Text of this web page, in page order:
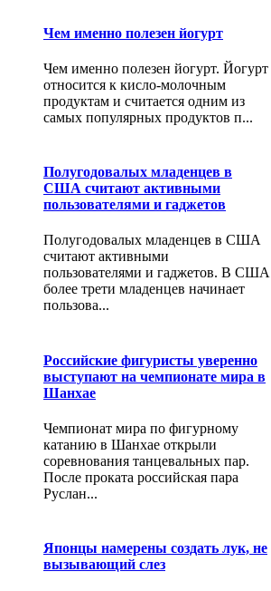
Чем именно полезен йогурт
Чем именно полезен йогурт. Йогурт
относится к кисло-молочным
продуктам и считается одним из
самых популярных продуктов п...
Полугодовалых младенцев в
США считают активными
пользователями и гаджетов
Полугодовалых младенцев в США
считают активными
пользователями и гаджетов. В США
более трети младенцев начинает
пользова...
Российские фигуристы уверенно
выступают на чемпионате мира в
Шанхае
Чемпионат мира по фигурному
катанию в Шанхае открыли
соревнования танцевальных пар.
После проката российская пара
Руслан...
Японцы намерены создать лук, не
вызывающий слез